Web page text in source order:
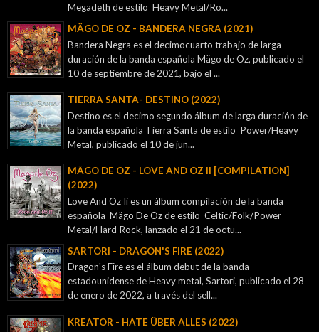
Megadeth de estilo Heavy Metal/Ro...
MÄGO DE OZ - BANDERA NEGRA (2021)
Bandera Negra es el decimocuarto trabajo de larga
duración de la banda española Mägo de Oz, publicado el
10 de septiembre de 2021, bajo el ...
TIERRA SANTA- DESTINO (2022)
Destino es el decimo segundo álbum de larga duración de
la banda española Tierra Santa de estilo Power/Heavy
Metal, publicado el 10 de jun...
MÄGO DE OZ - LOVE AND OZ II [COMPILATION]
(2022)
Love And Oz Ii es un álbum compilación de la banda
española Mägo De Oz de estilo Celtic/Folk/Power
Metal/Hard Rock, lanzado el 21 de octu...
SARTORI - DRAGON'S FIRE (2022)
Dragon's Fire es el álbum debut de la banda
estadounidense de Heavy metal, Sartori, publicado el 28
de enero de 2022, a través del sell...
KREATOR - ‎HATE ÜBER ALLES (2022)